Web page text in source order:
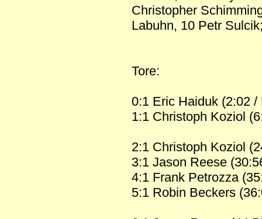
Christopher
Labuhn, 10 Petr
Tore:
0:1 Eric Haiduk (2:02
1:1 Christoph Koziol
2:1 Christoph Koziol
3:1 Jason Reese
4:1 Frank Petrozza
5:1 Robin Beckers